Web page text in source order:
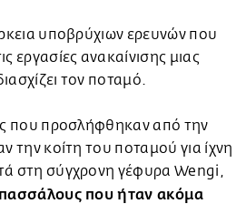
υποβρύχιων ερευνών που
εργασίες ανακαίνισης μιας
τον ποταμό.
που προσλήφθηκαν από την
την κοίτη του ποταμού για ίχνη
στη σύγχρονη γέφυρα Wengi,
που ήταν ακόμα